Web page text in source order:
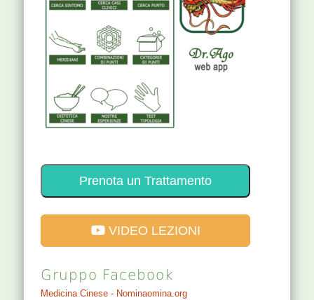
Prenota un Trattamento
VIDEO LEZIONI
Gruppo Facebook
Medicina Cinese - Nominaomina.org